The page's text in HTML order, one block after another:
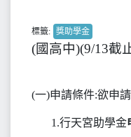
標籤: 獎助學金
(國高中)(9/13截
(一)申請條件:欲申
1.行天宮助學金